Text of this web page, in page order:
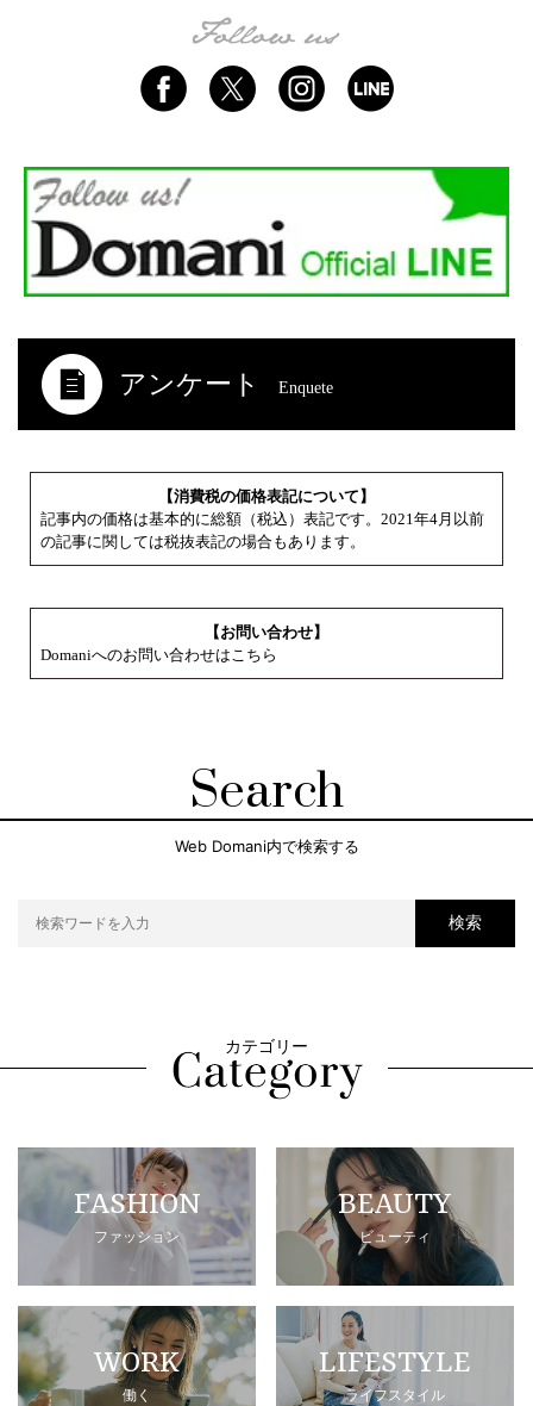
アンケート Enquete
【消費税の価格表記について】
記事内の価格は基本的に総額（税込）表記です。2021年4月以前
の記事に関しては税抜表記の場合もあります。
【お問い合わせ】
Domaniへのお問い合わせはこちら
Search
Web Domani内で検索する
検索
カテゴリー
FASHION
ファッション
BEAUTY
ビューティ
WORK
働く
LIFESTYLE
ライフスタイル